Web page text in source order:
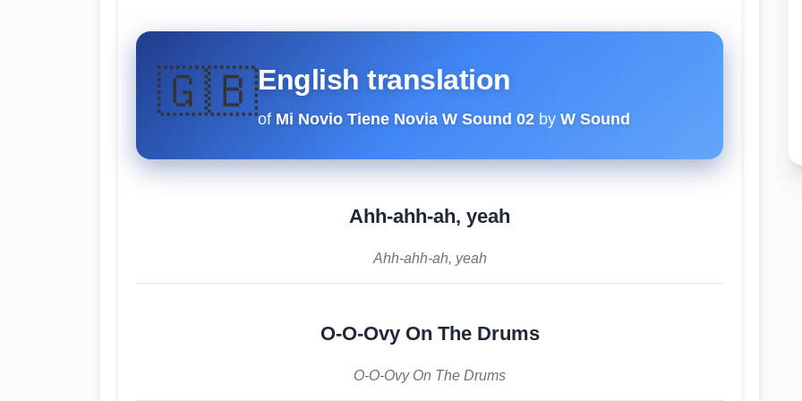
🇬🇧English translation
of Mi Novio Tiene Novia W Sound 02 by W Sound
Ahh-ahh-ah, yeah
Ahh-ahh-ah, yeah
O-O-Ovy On The Drums
O-O-Ovy On The Drums